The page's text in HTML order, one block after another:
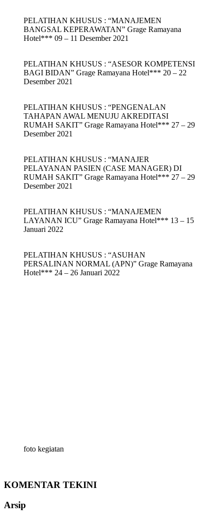
PELATIHAN KHUSUS : “MANAJEMEN
BANGSAL KEPERAWATAN” Grage Ramayana
Hotel*** 09 – 11 Desember 2021
PELATIHAN KHUSUS : “ASESOR KOMPETENSI
BAGI BIDAN” Grage Ramayana Hotel*** 20 – 22
Desember 2021
PELATIHAN KHUSUS : “PENGENALAN
TAHAPAN AWAL MENUJU AKREDITASI
RUMAH SAKIT” Grage Ramayana Hotel*** 27 – 29
Desember 2021
PELATIHAN KHUSUS : “MANAJER
PELAYANAN PASIEN (CASE MANAGER) DI
RUMAH SAKIT” Grage Ramayana Hotel*** 27 – 29
Desember 2021
PELATIHAN KHUSUS : “MANAJEMEN
LAYANAN ICU” Grage Ramayana Hotel*** 13 – 15
Januari 2022
PELATIHAN KHUSUS : “ASUHAN
PERSALINAN NORMAL (APN)” Grage Ramayana
Hotel*** 24 – 26 Januari 2022
foto kegiatan
KOMENTAR TEKINI
Arsip